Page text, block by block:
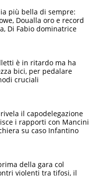
più bella di sempre:
Doualla oro e record
Di Fabio dominatrice
è in ritardo ma ha
bici, per pedalare
cruciali
il capodelegazione
i rapporti con Mancini
su caso Infantino
della gara col
violenti tra tifosi, il